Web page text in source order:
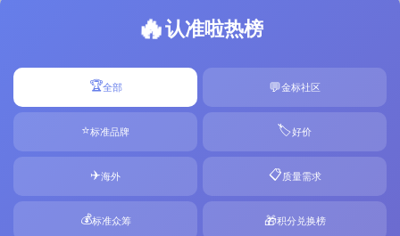
🔥认准啦热榜
🏆全部 💬金标社区
⭐标准品牌 🏷️好价
✈️海外 📋质量需求
💰标准众筹 🎁积分兑换榜